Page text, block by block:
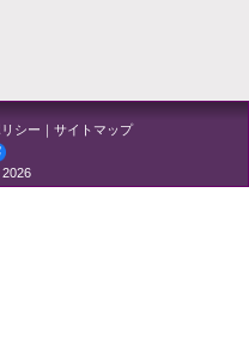
シー ｜ サイトマップ